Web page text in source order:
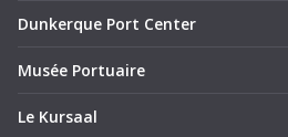
Dunkerque Port Center
Musée Portuaire
Le Kursaal